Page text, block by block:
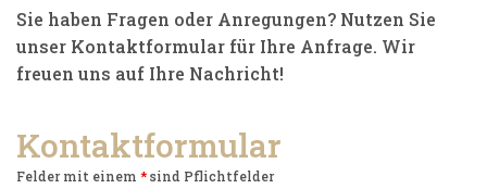
Sie haben Fragen oder Anregungen? Nutzen Sie
unser Kontaktformular für Ihre Anfrage. Wir
freuen uns auf Ihre Nachricht!
Kontaktformular
Felder mit einem *sind Pflichtfelder